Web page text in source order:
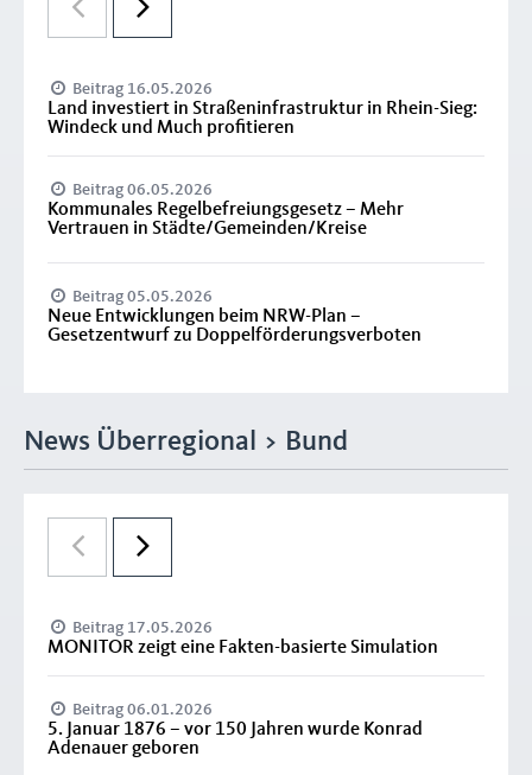
Beitrag 16.05.2026
Land investiert in Straßeninfrastruktur in Rhein-Sieg:
Windeck und Much profitieren
Beitrag 06.05.2026
Kommunales Regelbefreiungsgesetz – Mehr
Vertrauen in Städte/Gemeinden/Kreise
Beitrag 05.05.2026
Neue Entwicklungen beim NRW-Plan –
Gesetzentwurf zu Doppelförderungsverboten
News Überregional > Bund
Beitrag 17.05.2026
MONITOR zeigt eine Fakten-basierte Simulation
Beitrag 06.01.2026
5. Januar 1876 – vor 150 Jahren wurde Konrad
Adenauer geboren